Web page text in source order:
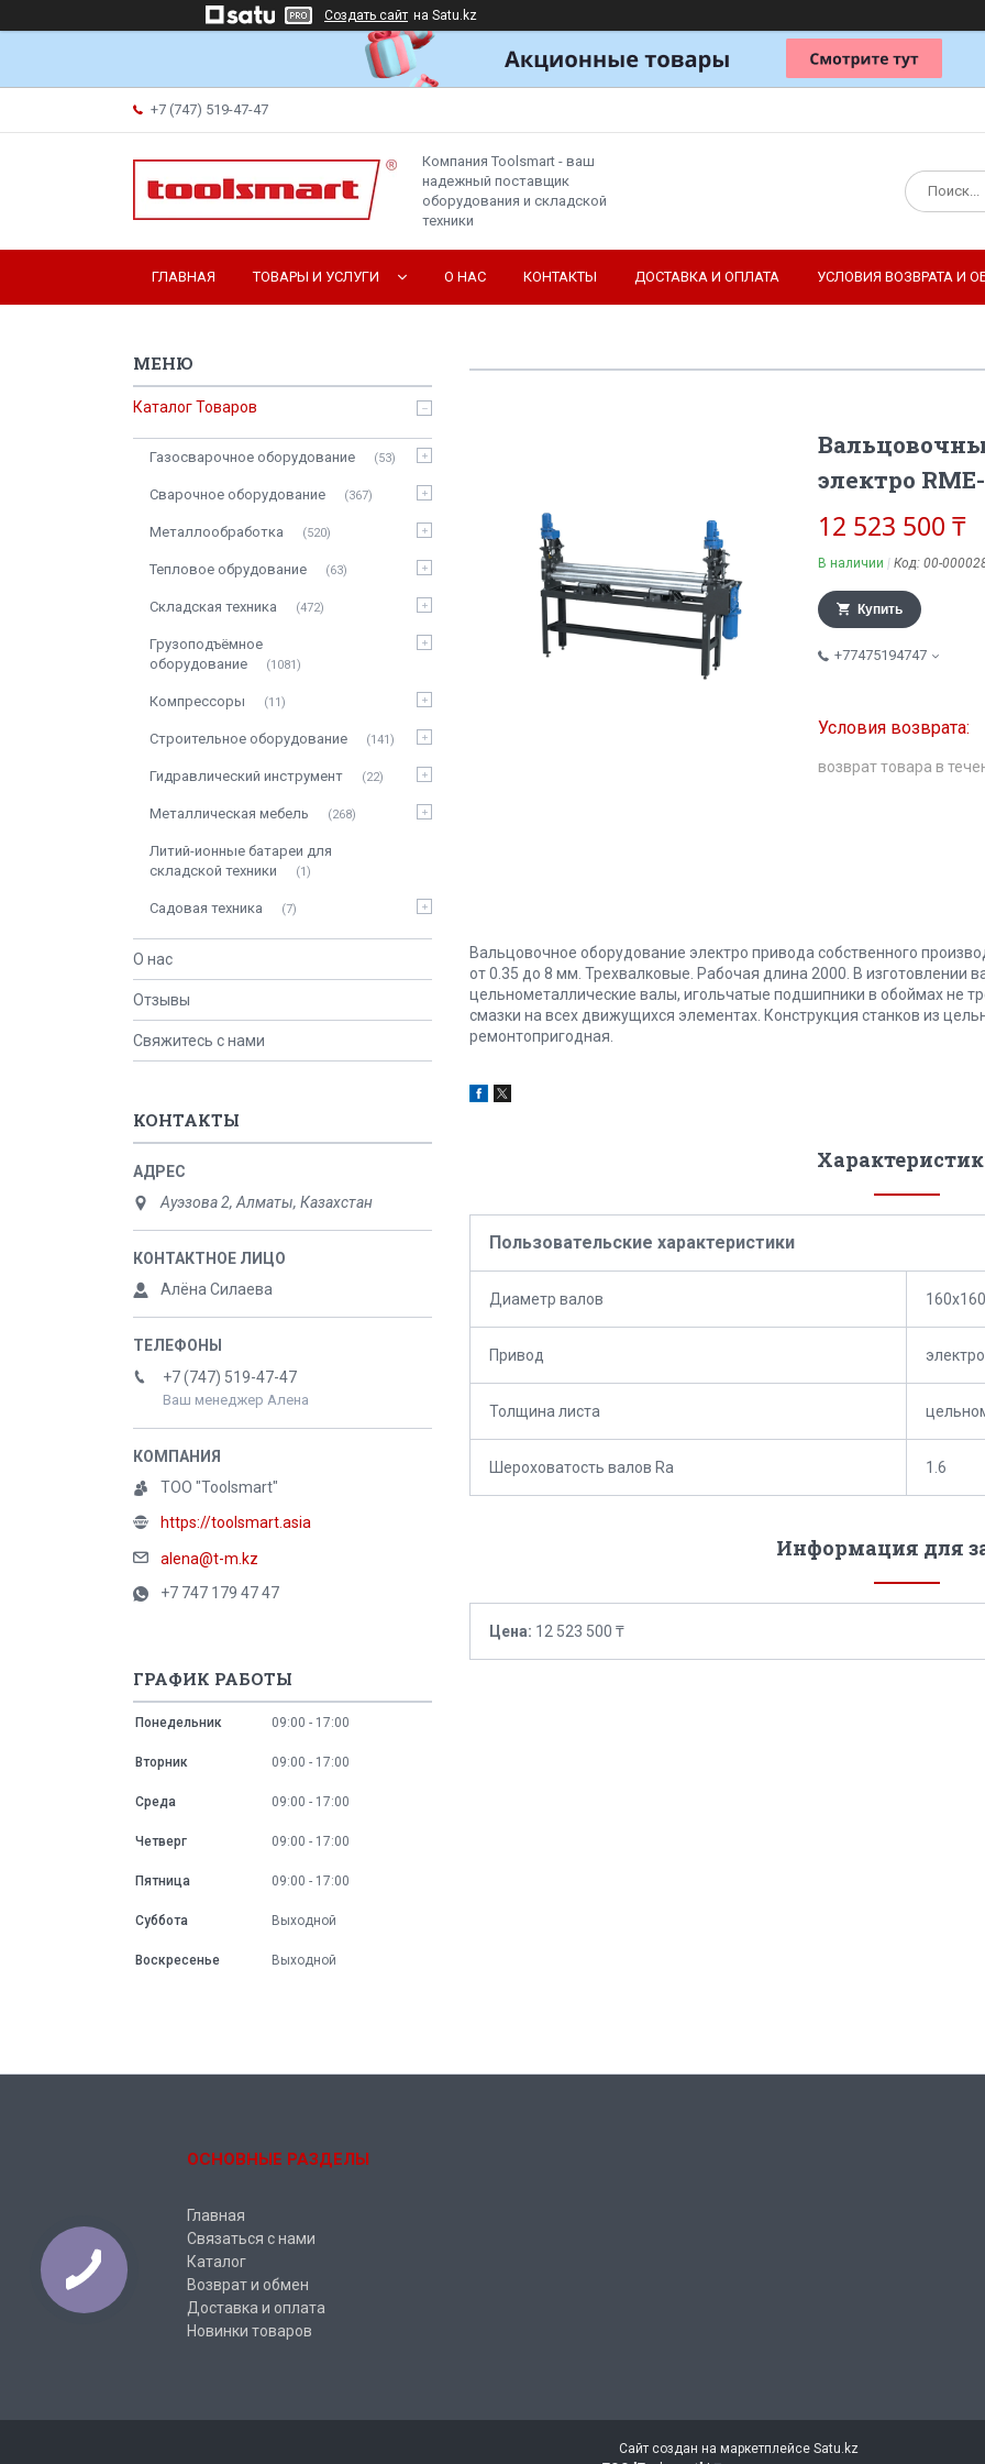
Создать сайт на Satu.kz
+7 (747) 519-47-47
Компания Toolsmart - ваш
надежный поставщик
оборудования и складской
техники
ГЛАВНАЯ ТОВАРЫ И УСЛУГИ О НАС КОНТАКТЫ ДОСТАВКА И ОПЛАТА УСЛОВИЯ ВОЗВРАТА И
электро
12 523 500 ₸
В наличии Код: 00-
Купить
+77475194747
возврат товара в
Вальцовочное оборудование электро привода собственного
от 0.35 до 8 мм. Трехвалковые. Рабочая длина 2000. В изготовлении
цельнометаллические валы, игольчатые подшипники в обоймах не
смазки на всех движущихся элементах. Конструкция станков из
ремонтопригодная.
Пользовательские характеристики
Диаметр валов
Привод
Толщина листа
Шероховатость валов Ra 1.6
Информация для
Цена: 12 523 500 ₸
Каталог Товаров
Газосварочное оборудование 53
Сварочное оборудование 367
Металлообработка 520
Тепловое обрудование 63
Складская техника 472
Грузоподъёмное
оборудование
1081
Компрессоры 11
Строительное оборудование 141
Гидравлический инструмент 22
Металлическая мебель 268
Литий-ионные батареи для
складской техники
1
Садовая техника 7
О нас
Отзывы
Свяжитесь с нами
КОНТАКТЫ
Ауэзова 2, Алматы, Казахстан
Алёна Силаева
+7 (747) 519-47-47
Ваш менеджер Алена
ТОО "Toolsmart"
https://toolsmart.asia
alena@t-m.kz
+7 747 179 47 47
ГРАФИК РАБОТЫ
Понедельник 09:00 17:00
Вторник 09:00 17:00
Среда 09:00 17:00
Четверг 09:00 17:00
Пятница 09:00 17:00
Суббота Выходной
Воскресенье Выходной
ОСНОВНЫЕ РАЗДЕЛЫ
Главная
Связаться с нами
Каталог
Возврат и обмен
Доставка и оплата
Новинки товаров
Сайт создан на маркетплейсе Satu.kz